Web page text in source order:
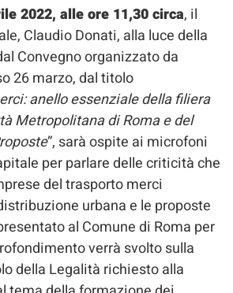
2022, alle ore 11,30 circa, il
Claudio Donati, alla luce della
Convegno organizzato da
26 marzo, dal titolo
anello essenziale della filiera
Metropolitana di Roma e del
”, sarà ospite ai microfoni
per parlare delle criticità che
del trasporto merci
urbana e le proposte
al Comune di Roma per
verrà svolto sulla
della Legalità richiesto alla